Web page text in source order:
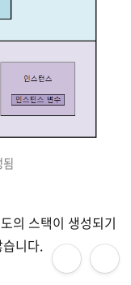
의 스택이 생성되기
니다.